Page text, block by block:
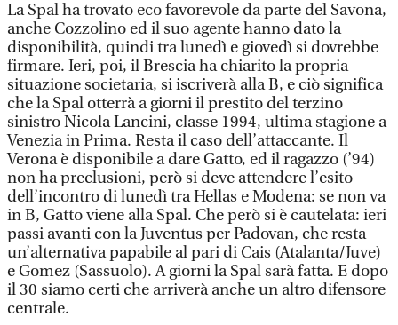
La Spal ha trovato eco favorevole da parte del Savona,
anche Cozzolino ed il suo agente hanno dato la
disponibilità, quindi tra lunedì e giovedì si dovrebbe
firmare. Ieri, poi, il Brescia ha chiarito la propria
situazione societaria, si iscriverà alla B, e ciò significa
che la Spal otterrà a giorni il prestito del terzino
sinistro Nicola Lancini, classe 1994, ultima stagione a
Venezia in Prima. Resta il caso dell’attaccante. Il
Verona è disponibile a dare Gatto, ed il ragazzo (’94)
non ha preclusioni, però si deve attendere l’esito
dell’incontro di lunedì tra Hellas e Modena: se non va
in B, Gatto viene alla Spal. Che però si è cautelata: ieri
passi avanti con la Juventus per Padovan, che resta
un’alternativa papabile al pari di Cais (Atalanta/Juve)
e Gomez (Sassuolo). A giorni la Spal sarà fatta. E dopo
il 30 siamo certi che arriverà anche un altro difensore
centrale.